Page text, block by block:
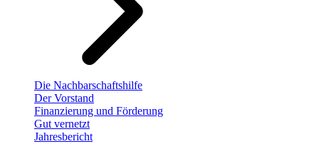
Die Nachbarschaftshilfe
Der Vorstand
Finanzierung und Förderung
Gut vernetzt
Jahresbericht